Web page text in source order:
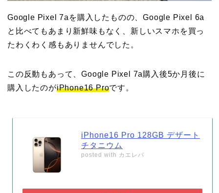
Google Pixel 7aを購入したものの、Google Pixel 6a
と比べてもあまり新鮮味もなく、新しいスマホを買っ
たわくわく感もありませんでした。
この反動もあって、Google Pixel 7a購入後5か月後に
購入したのがiPhone16 Proです。
iPhone16 Pro 128GB デザート
チタニウム
posted with カエレバ